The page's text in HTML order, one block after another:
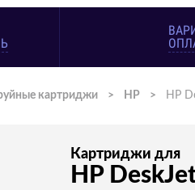
картриджи > HP > HP
Картриджи для
HP